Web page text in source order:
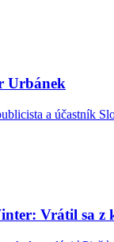
Urbánek
a účastník
Vrátil sa